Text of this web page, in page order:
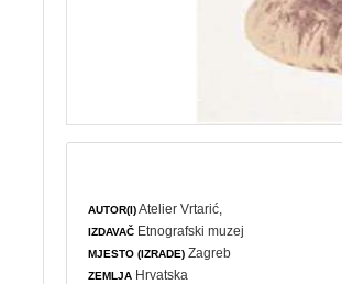
AUTOR(I)Atelier Vrtarić,
IZDAVAČ Etnografski muzej
MJESTO (IZRADE) Zagreb
ZEMLJA Hrvatska